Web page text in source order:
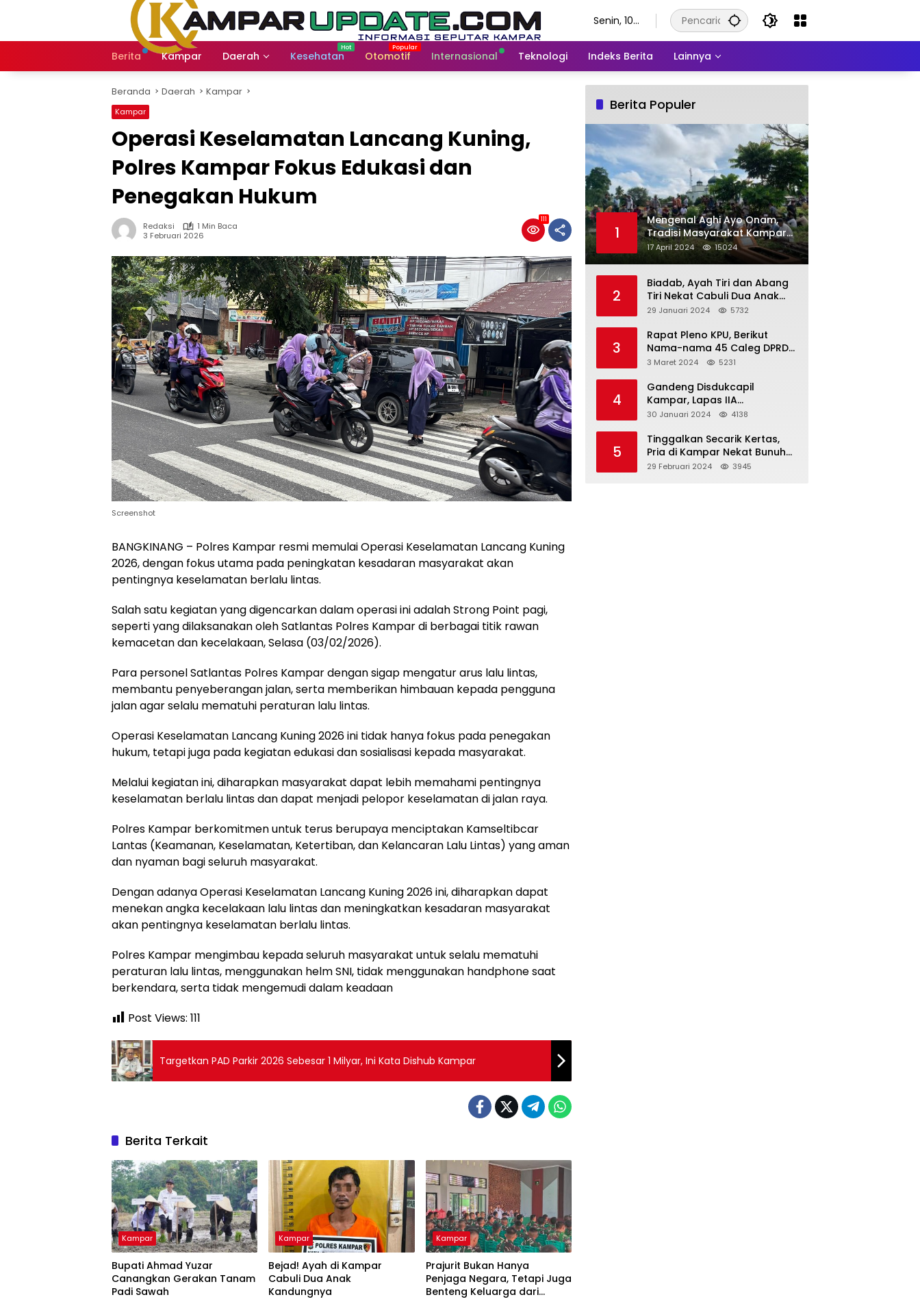
Senin, 10
2026
Berita Kampar Daerah Kesehatan Otomotif Internasional Teknologi Indeks Berita Lainnya
Beranda Daerah Kampar
Kampar
Operasi Keselamatan Lancang Kuning,
Polres Kampar Fokus Edukasi dan
Penegakan Hukum
Redaksi
1 Min Baca
3 Februari 2026
111
Screenshot
BANGKINANG – Polres Kampar resmi memulai Operasi Keselamatan Lancang Kuning
2026, dengan fokus utama pada peningkatan kesadaran masyarakat akan
pentingnya keselamatan berlalu lintas.
Salah satu kegiatan yang digencarkan dalam operasi ini adalah Strong Point pagi,
seperti yang dilaksanakan oleh Satlantas Polres Kampar di berbagai titik rawan
kemacetan dan kecelakaan, Selasa (03/02/2026).
Para personel Satlantas Polres Kampar dengan sigap mengatur arus lalu lintas,
membantu penyeberangan jalan, serta memberikan himbauan kepada pengguna
jalan agar selalu mematuhi peraturan lalu lintas.
Operasi Keselamatan Lancang Kuning 2026 ini tidak hanya fokus pada penegakan
hukum, tetapi juga pada kegiatan edukasi dan sosialisasi kepada masyarakat.
Melalui kegiatan ini, diharapkan masyarakat dapat lebih memahami pentingnya
keselamatan berlalu lintas dan dapat menjadi pelopor keselamatan di jalan raya.
Polres Kampar berkomitmen untuk terus berupaya menciptakan Kamseltibcar
Lantas (Keamanan, Keselamatan, Ketertiban, dan Kelancaran Lalu Lintas) yang aman
dan nyaman bagi seluruh masyarakat.
Dengan adanya Operasi Keselamatan Lancang Kuning 2026 ini, diharapkan dapat
menekan angka kecelakaan lalu lintas dan meningkatkan kesadaran masyarakat
akan pentingnya keselamatan berlalu lintas.
Polres Kampar mengimbau kepada seluruh masyarakat untuk selalu mematuhi
peraturan lalu lintas, menggunakan helm SNI, tidak menggunakan handphone saat
berkendara, serta tidak mengemudi dalam keadaan
Post Views: 111
Targetkan PAD Parkir 2026 Sebesar 1 Milyar, Ini Kata Dishub Kampar
Berita Terkait
Kampar
Bupati Ahmad Yuzar
Canangkan Gerakan Tanam
Padi Sawah
Kampar
Bejad! Ayah di Kampar
Cabuli Dua Anak
Kandungnya
Kampar
Prajurit Bukan Hanya
Penjaga Negara, Tetapi Juga
Benteng Keluarga dari
Berita Populer
1
Mengenal Aghi Ayo Onam,
Tradisi Masyarakat Kampar
Setelah Hari Raya Idul Fitri
17 April 2024 15024
2
Biadab, Ayah Tiri dan Abang
Tiri Nekat Cabuli Dua Anak
Dibawah Umur
29 Januari 2024 5732
3
Rapat Pleno KPU, Berikut
Nama-nama 45 Caleg DPRD
3 Maret 2024 5231
4
Gandeng Disdukcapil
Kampar, Lapas IIA
Bangkinang Lakukan
WBP
30 Januari 2024 4138
5
Tinggalkan Secarik Kertas,
Pria di Kampar Nekat Bunuh
Diri
29 Februari 2024 3945